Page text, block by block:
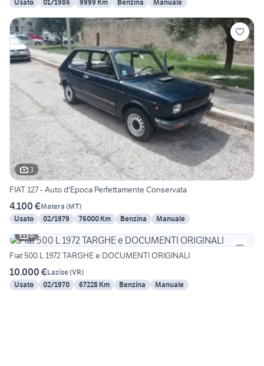
Usato
01/1986 9999 Km Benzina Manuale
3
FIAT 127 - Auto d'Epoca Perfettamente Conservata
4.100 €Matera (MT)
Usato
02/1979 76000 Km Benzina
Manuale
6
Fiat 500 L 1972 TARGHE e DOCUMENTI ORIGINALI
10.000 €Lazise(VR)
Usato
02/1970 67228 Km Benzina Manuale